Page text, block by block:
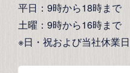
平日：9時から18時まで
土曜：9時から16時まで
※日・祝および当社休業日